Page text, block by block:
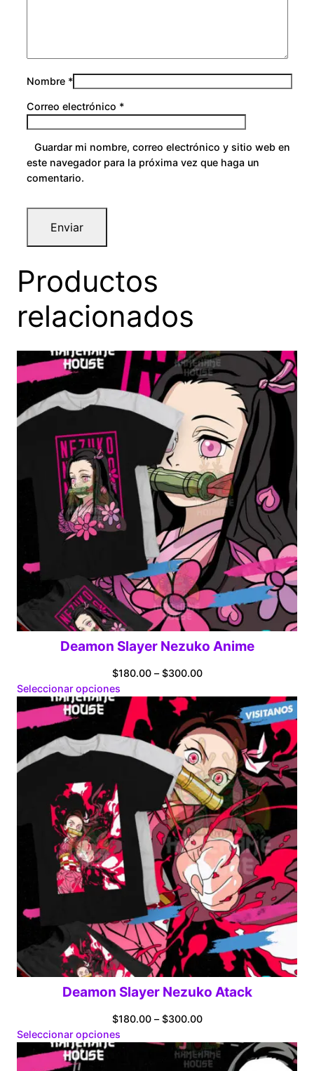
Nombre *
Correo electrónico *
Guardar mi nombre, correo electrónico y sitio web en
este navegador para la próxima vez que haga un
comentario.
Productos
relacionados
Deamon Slayer Nezuko Anime
$180.00 – $300.00Price
through
$300.00
Seleccionar opciones
Deamon Slayer Nezuko Atack
$180.00 – $300.00Price
$180.00
through
Seleccionar opciones